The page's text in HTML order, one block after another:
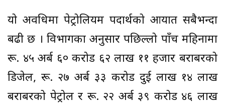
यो अवधिमा पेट्रोलियम पदार्थको आयात सबैभन्दा
बढी छ । विभागका अनुसार पछिल्लो पाँच महिनामा
रू. ४५ अर्ब ६० करोड ६२ लाख ११ हजार बराबरको
डिजेल, रू. २७ अर्ब ३३ करोड दुई लाख १४ लाख
बराबरको पेट्रोल र रू. २२ अर्ब ३९ करोड ४६ लाख